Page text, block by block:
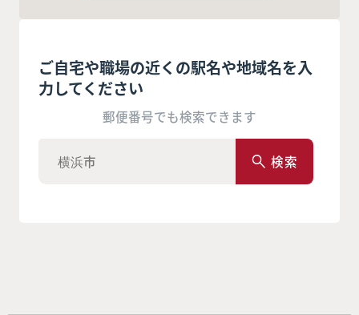
ご自宅や職場の近くの駅名や地域名を入
力してください
郵便番号でも検索できます
検索